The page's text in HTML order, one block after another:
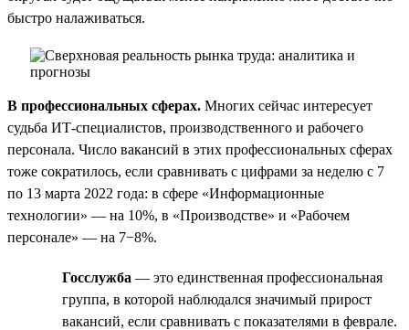
быстро налаживаться.
В профессиональных сферах. Многих сейчас интересует
судьба ИТ-специалистов, производственного и рабочего
персонала. Число вакансий в этих профессиональных сферах
тоже сократилось, если сравнивать с цифрами за неделю с 7
по 13 марта 2022 года: в сфере «Информационные
технологии» — на 10%, в «Производстве» и «Рабочем
персонале» — на 7−8%.
Госслужба — это единственная профессиональная
группа, в которой наблюдался значимый прирост
вакансий, если сравнивать с показателями в феврале.